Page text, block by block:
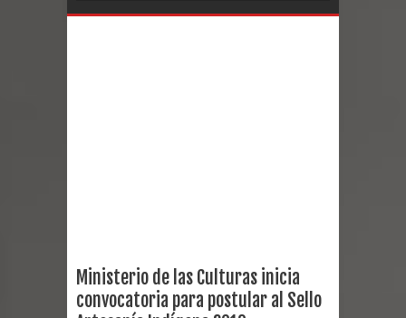
Alerta por hantavirus: expertos piden
Ministerio de las Culturas inicia
convocatoria para postular al Sello